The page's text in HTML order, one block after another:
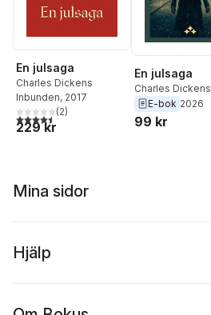
En julsaga
Charles Dickens
Inbunden, 2017
4,5utav 5 stjärnor. Totalt antal röster:
(2)
229 kr
En julsaga
Charles Dickens
E-bok 2026
99 kr
Mina sidor
Hjälp